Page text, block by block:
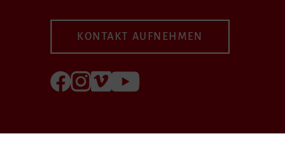
KONTAKT AUFNEHMEN
Folgen Sie uns auf Facebook
Folgen Sie uns auf Instagram
Besuchen Sie uns bei Vimeo
Besuchen Sie uns bei youtube